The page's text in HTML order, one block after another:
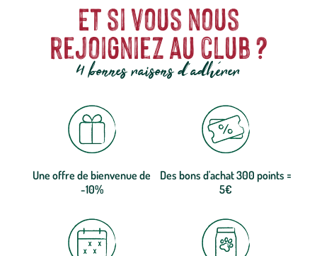
Et si vous nous
rejoigniez au club ?
4 bonnes raisons d'adhérer
Une offre de bienvenue de
-10%
Des bons d'achat 300 points =
5€